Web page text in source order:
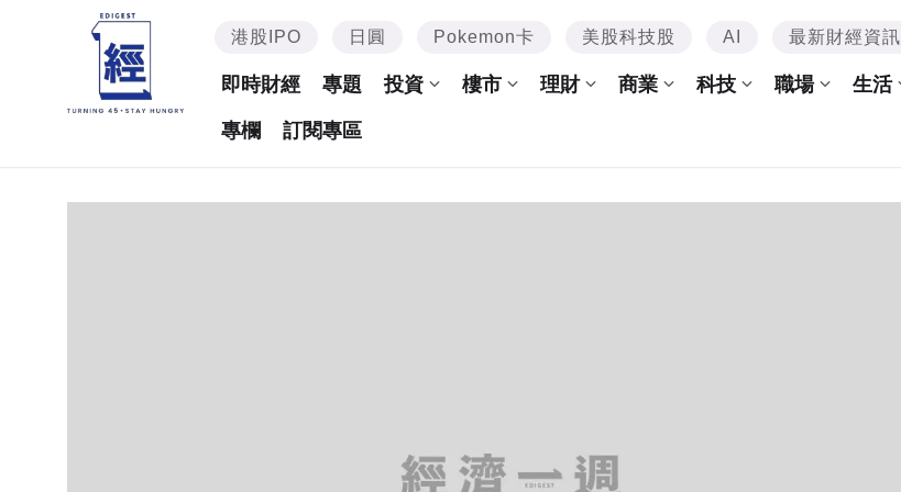
港股IPO 日圓 Pokemon卡 美股科技股 AI 最新財經資訊
即時財經 專題 投資 樓市 理財 商業 科技 職場 生活
專欄 訂閱專區